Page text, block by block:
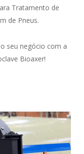
Tratamento de
de Pneus.
seu negócio com a
Bioaxer!